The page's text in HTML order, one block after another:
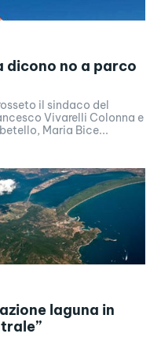
dicono no a parco
il sindaco del
Vivarelli Colonna e
Maria Bice...
laguna in